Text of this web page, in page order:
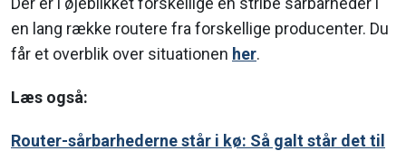
en lang række routere fra forskellige producenter. Du
får et overblik over situationen her.
Læs også:
Router-sårbarhederne står i kø: Så galt står det til